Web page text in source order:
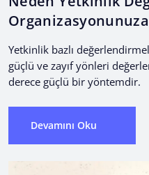
Yetkinlik bazlı
güçlü ve zayıf yönleri
derece güçlü bir yöntemdir.
Devamını Oku